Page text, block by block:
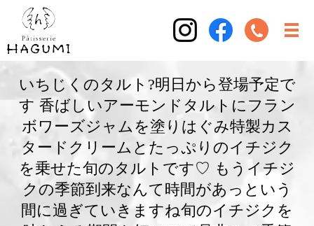
いちじくのタルト?明日から登場予定で
す 香ばしいアーモンドタルトにフラン
ボワーズジャムを塗りはぐみ特製カス
タードクリームとたっぷりのイチジク
を乗せた旬のタルトです♡ もうイチジ
クの季節到来なんて時間があっという
間に過ぎていきますね旬のイチジクを